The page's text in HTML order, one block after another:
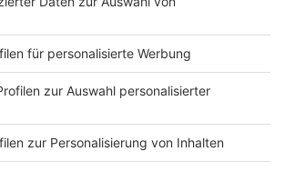
die wir lieber nicht digital
um uns vor Datenraub zu
se nicht sagen, dass der analoge